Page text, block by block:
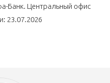
Банк. Центральный офис
23.07.2026